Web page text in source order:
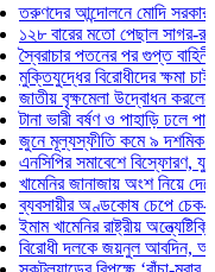
আন্দোলনে মোদি সরকার দুর্বল
বারের মতো পেছাল সাগর-রুনি
পতনের পর গুপ্ত বাহিনীর
বিরোধীদের ক্ষমা চাইতে
বৃক্ষমেলা উদ্বোধন করলেন
ভারী বর্ষণ ও পাহাড়ি ঢলে পানিবন্দি
মূল্যস্ফীতি কমে ৯ দশমিক ১৬
সমাবেশে বিস্ফোরণ, যুবলীগের
জানাজায় অংশ নিয়ে দেশে
অণ্ডকোষ চেপে চেক-
খামেনির রাষ্ট্রীয়
দলকে জয়নুল আবদিন, আপনারা